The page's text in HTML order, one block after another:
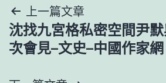
文
章
上一篇文章
沈找九宮格私密空間尹
次會見–文史–中國作家網